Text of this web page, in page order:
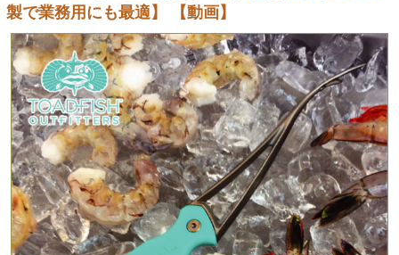
製で業務用にも最適】 【動画】